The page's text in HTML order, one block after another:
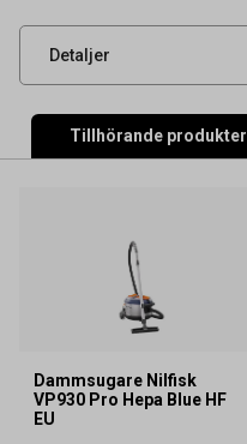
Detaljer
UNSPSC
Tillhörande produkter
Dammsugare Nilfisk
VP930 Pro Hepa Blue HF
EU